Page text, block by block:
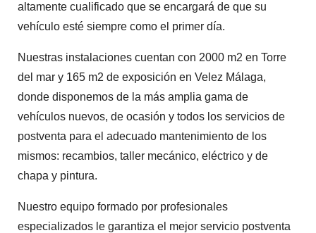
altamente cualificado que se encargará de que su
vehículo esté siempre como el primer día.
Nuestras instalaciones cuentan con 2000 m2 en Torre
del mar y 165 m2 de exposición en Velez Málaga,
donde disponemos de la más amplia gama de
vehículos nuevos, de ocasión y todos los servicios de
postventa para el adecuado mantenimiento de los
mismos: recambios, taller mecánico, eléctrico y de
chapa y pintura.
Nuestro equipo formado por profesionales
especializados le garantiza el mejor servicio postventa